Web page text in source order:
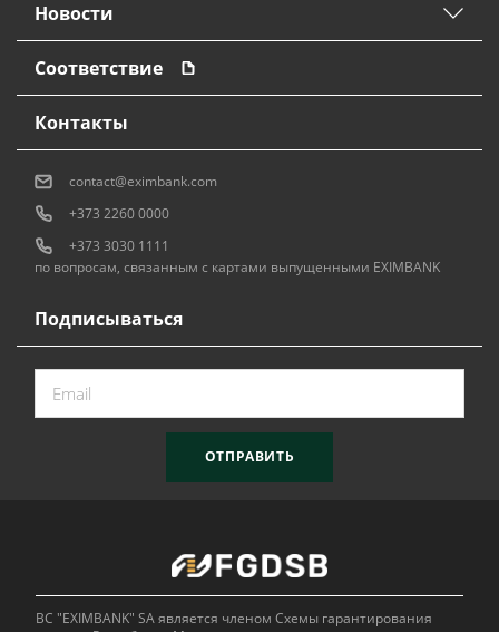
Новости
Соответствие
Подписываться
ОТПРАВИТЬ
Контакты
contact@eximbank.com
+373 2260 0000
+373 3030 1111
по вопросам, связанным с картами выпущенными EXIMBANK
BC "EXIMBANK" SA является членом Схемы гарантирования